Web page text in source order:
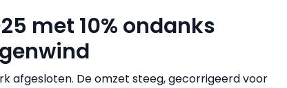
met 10% ondanks
afgesloten. De omzet steeg, gecorrigeerd voor